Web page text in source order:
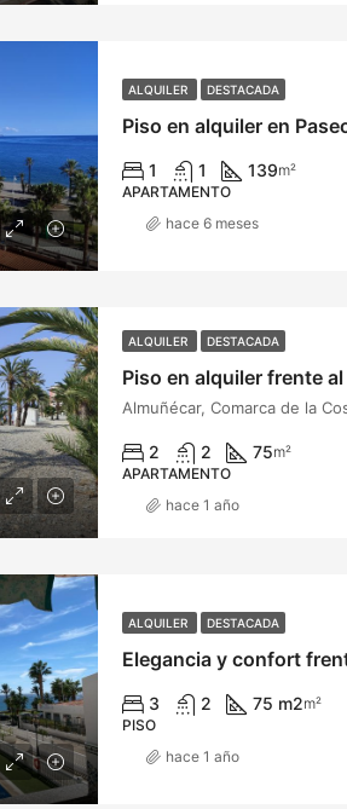
ALQUILER DESTACADA
Piso en alquiler en
1 1 139m²
APARTAMENTO
hace 6 meses
ALQUILER DESTACADA
Piso en alquiler frente
2 2 75m²
APARTAMENTO
hace 1 año
ALQUILER DESTACADA
3 2 75 m2m²
PISO
hace 1 año